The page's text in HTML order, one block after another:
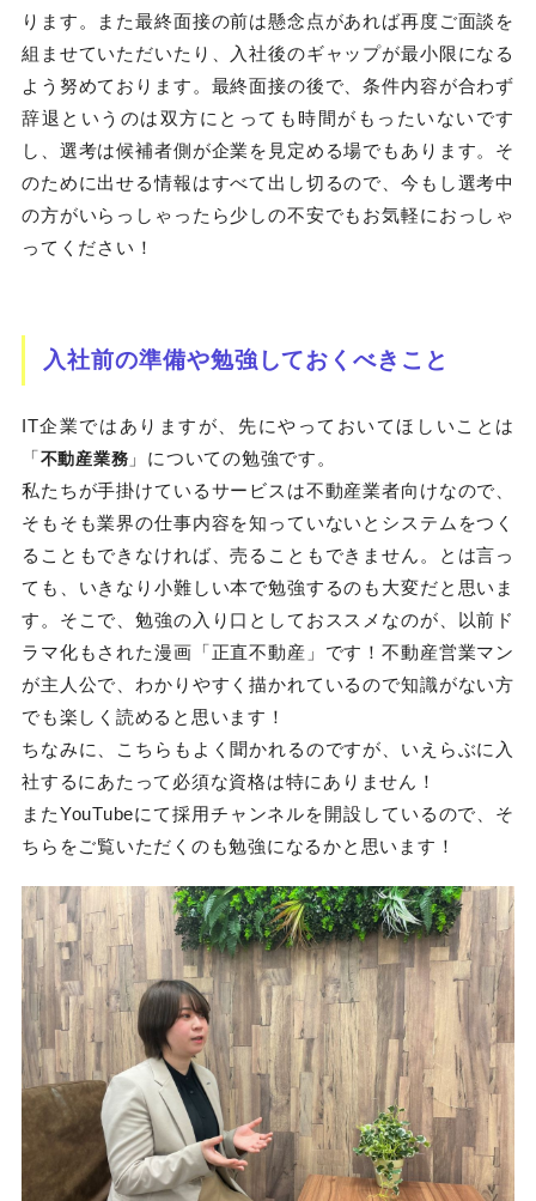
ります。また最終面接の前は懸念点があれば再度ご面談を
組ませていただいたり、入社後のギャップが最小限になる
よう努めております。最終面接の後で、条件内容が合わず
辞退というのは双方にとっても時間がもったいないです
し、選考は候補者側が企業を見定める場でもあります。そ
のために出せる情報はすべて出し切るので、今もし選考中
の方がいらっしゃったら少しの不安でもお気軽におっしゃ
ってください！
入社前の準備や勉強しておくべきこと
IT企業ではありますが、先にやっておいてほしいことは
「不動産業務 」についての勉強です。
私たちが手掛けているサービスは不動産業者向けなので、
そもそも業界の仕事内容を知っていないとシステムをつく
ることもできなければ、売ることもできません。とは言っ
ても、いきなり小難しい本で勉強するのも大変だと思いま
す。そこで、勉強の入り口としておススメなのが、以前ド
ラマ化もされた漫画「正直不動産」です！不動産営業マン
が主人公で、わかりやすく描かれているので知識がない方
でも楽しく読めると思います！
ちなみに、こちらもよく聞かれるのですが、いえらぶに入
社するにあたって必須な資格は特にありません！
またYouTubeにて採用チャンネルを開設しているので、そ
ちらをご覧いただくのも勉強になるかと思います！